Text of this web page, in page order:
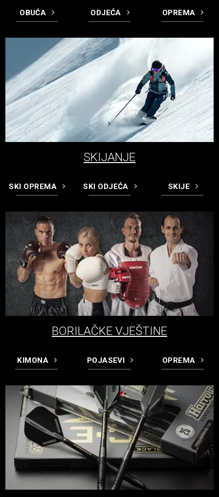
OBUĆA ODJEĆA OPREMA
SKIJANJE
SKI OPREMA SKI ODJEĆA SKIJE
BORILAČKE VJEŠTINE
KIMONA POJASEVI OPREMA